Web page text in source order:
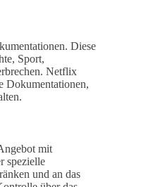
Diese
Sport,
Netflix
Dokumentationen,
mit
spezielle
und an das